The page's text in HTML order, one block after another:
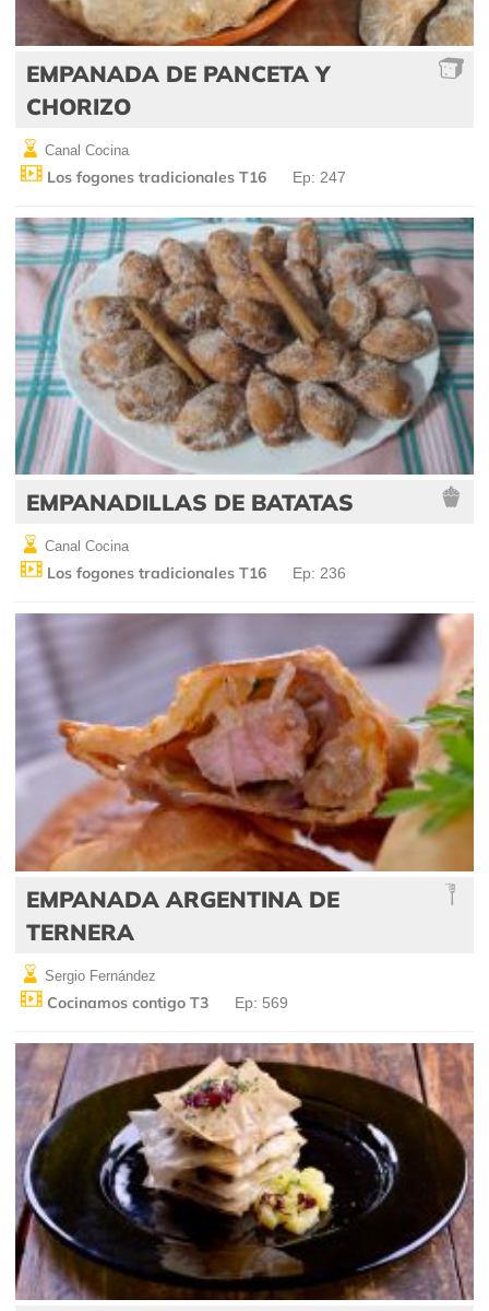
EMPANADA DE PANCETA Y
CHORIZO
Canal Cocina
Los fogones tradicionales T16 Ep: 247
EMPANADILLAS DE BATATAS
Canal Cocina
Los fogones tradicionales T16 Ep: 236
EMPANADA ARGENTINA DE
TERNERA
Sergio Fernández
Cocinamos contigo T3 Ep: 569